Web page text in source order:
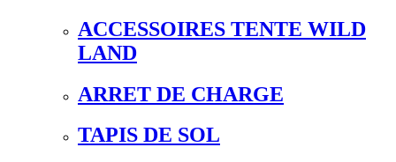
ACCESSOIRES TENTE WILD
LAND
ARRET DE CHARGE
TAPIS DE SOL